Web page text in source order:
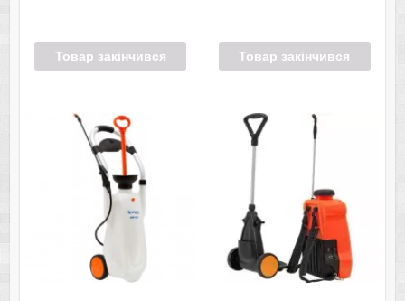
Товар закінчився Товар закінчився